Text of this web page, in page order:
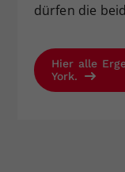
dürfen die
Hier alle
York.